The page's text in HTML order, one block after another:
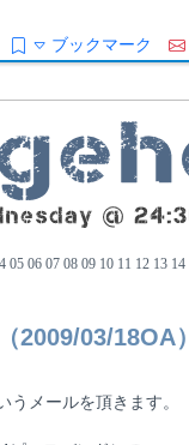
ブックマーク